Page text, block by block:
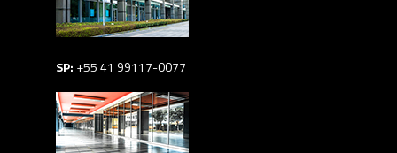
SP: +55 41 99117-0077